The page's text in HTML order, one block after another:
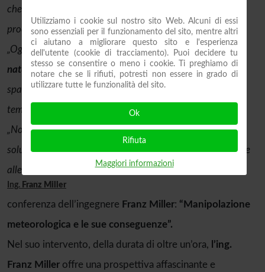
che le particelle nella stratosfera influenzano questi
processi.“
„Oggi si tratta dimanipolazione mirata del meteo e della
natura, dal suolo, dagli aerei, dalle navi e persino dallo
spazio. Tutto ciò che vediamo – pioggia, grandine,
temperatura –
può essere influenzato.“
„Non dobbiamo aspettarela prova definitiva. L’unica
soluzione èvietare legalmente la geoingegneriae chiedere
alle autorità maggiore trasparenza e responsabilità.“
Ing. Franz Miller
conferenza dell’ingegnere Franz Miller: “Manipolazione
meteorologica e le sue conseguenze”.
Nel suo intervento, della durata di oltre un’ora, l’ing.
Franz Miller offre una prospettiva affascinante e
Utilizziamo i cookie sul nostro sito Web. Alcuni di essi
sono essenziali per il funzionamento del sito, mentre altri
ci aiutano a migliorare questo sito e l'esperienza
dell'utente (cookie di tracciamento). Puoi decidere tu
stesso se consentire o meno i cookie. Ti preghiamo di
notare che se li rifiuti, potresti non essere in grado di
utilizzare tutte le funzionalità del sito.
Ok
Rifiuta
Maggiori informazioni